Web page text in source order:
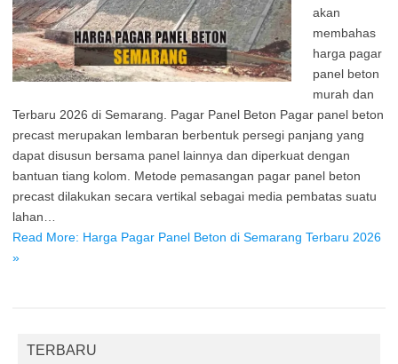
akan
membahas
harga pagar
panel beton
murah dan
Terbaru 2026 di Semarang. Pagar Panel Beton Pagar panel beton
precast merupakan lembaran berbentuk persegi panjang yang
dapat disusun bersama panel lainnya dan diperkuat dengan
bantuan tiang kolom. Metode pemasangan pagar panel beton
precast dilakukan secara vertikal sebagai media pembatas suatu
lahan…
Read More: Harga Pagar Panel Beton di Semarang Terbaru 2026
»
TERBARU